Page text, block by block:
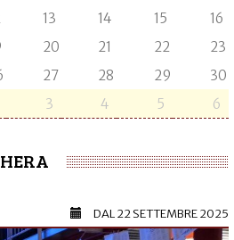
13 14 15
16
20 21 22
23
27 28 29
30
3 4 5 6
DAL22 SETTEMBRE 2025